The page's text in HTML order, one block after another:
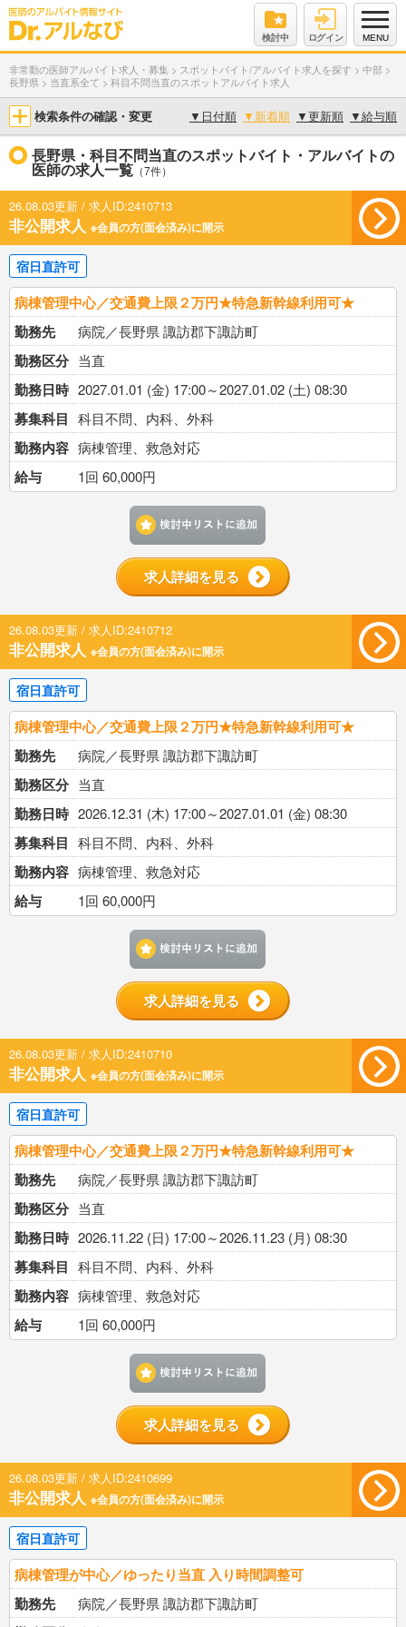
検討中 ログイン MENU
非常勤の医師アルバイト求人・募集 > スポットバイト/アルバイト求人を探す > 中部 >
長野県 > 当直系全て > 科目不問当直のスポットアルバイト求人
検索条件の確認・変更 ▼ 日付順 ▼ 新着順 ▼更新順 ▼給与順
長野県・科目不問当直のスポットバイト・アルバイトの
医師の求人一覧 （7件）
26.08.03更新 / 求人ID:2410713
非公開求人 ※会員の方(面会済み)に開示
宿日直許可
病棟管理中心／交通費上限２万円★特急新幹線利用可★
勤務先
病院／長野県 諏訪郡下諏訪町
勤務区分 当直
勤務日時 2027.01.01 (金) 17:00～2027.01.02 (土) 08:30
募集科目 科目不問、内科、外科
勤務内容 病棟管理、救急対応
給与 1回 60,000円
求人詳細を見る
26.08.03更新 / 求人ID:2410712
非公開求人 ※会員の方(面会済み)に開示
宿日直許可
病棟管理中心／交通費上限２万円★特急新幹線利用可★
勤務先
病院／長野県 諏訪郡下諏訪町
勤務区分 当直
勤務日時 2026.12.31 (木) 17:00～2027.01.01 (金) 08:30
募集科目 科目不問、内科、外科
勤務内容 病棟管理、救急対応
給与 1回 60,000円
求人詳細を見る
26.08.03更新 / 求人ID:2410710
非公開求人 ※会員の方(面会済み)に開示
宿日直許可
病棟管理中心／交通費上限２万円★特急新幹線利用可★
勤務先
病院／長野県 諏訪郡下諏訪町
勤務区分 当直
勤務日時 2026.11.22 (日) 17:00～2026.11.23 (月) 08:30
募集科目 科目不問、内科、外科
勤務内容 病棟管理、救急対応
給与 1回 60,000円
求人詳細を見る
26.08.03更新 / 求人ID:2410699
非公開求人 ※会員の方(面会済み)に開示
宿日直許可
病棟管理が中心／ゆったり当直 入り時間調整可
勤務先
病院／長野県 諏訪郡下諏訪町